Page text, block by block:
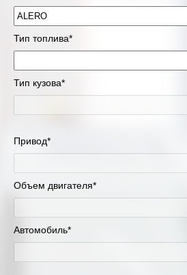
Тип топлива*
Тип кузова*
Привод*
Объем двигателя*
Автомобиль*